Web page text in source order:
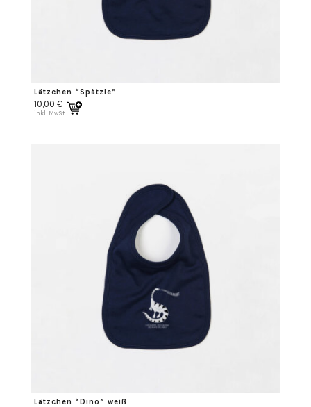
Lätzchen “Spätzle”
10,00 €
inkl. MwSt.
Lätzchen “Dino” weiß